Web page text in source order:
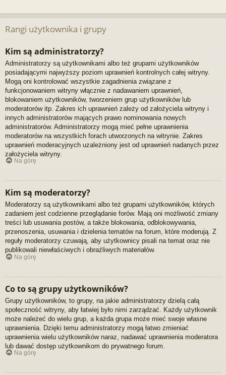
Rangi użytkownika i grupy
Kim są administratorzy?
Administratorzy są użytkownikami albo też grupami użytkowników
posiadającymi najwyższy poziom uprawnień kontrolnych całej witryny.
Mogą oni kontrolować wszystkie zagadnienia związane z
funkcjonowaniem witryny włącznie z nadawaniem uprawnień,
blokowaniem użytkowników, tworzeniem grup użytkowników lub
moderatorów itp. Zakres ich uprawnień zależy od założyciela witryny i
innych administratorów mających prawo nominowania nowych
administratorów. Administratorzy mogą mieć pełne uprawnienia
moderatorów na wszystkich forach utworzonych na witrynie. Zakres
uprawnień moderacyjnych uzależniony jest od uprawnień nadanych przez
założyciela witryny.
Na górę
Kim są moderatorzy?
Moderatorzy są użytkownikami albo też grupami użytkowników, których
zadaniem jest codzienne przeglądanie forów. Mają oni możliwość zmiany
treści lub usuwania postów, a także blokowania, odblokowywania,
przenoszenia, usuwania i dzielenia tematów na forum, które moderują. Z
reguły moderatorzy czuwają, aby użytkownicy pisali na temat oraz nie
publikowali niewłaściwych i obraźliwych materiałów.
Na górę
Co to są grupy użytkowników?
Grupy użytkowników, to grupy, na jakie administratorzy dzielą całą
społeczność witryny, aby łatwiej było nimi zarządzać. Każdy użytkownik
może należeć do wielu grup, a każda grupa może mieć swoje własne
uprawnienia. Dzięki temu administratorzy mogą łatwo zmieniać
uprawnienia wielu użytkowników naraz, nadawać uprawnienia moderatora
lub dawać dostęp użytkownikom do prywatnego forum.
Na górę